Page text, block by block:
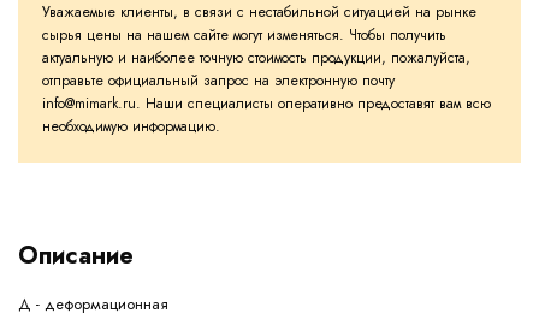
Уважаемые клиенты, в связи с нестабильной ситуацией на рынке
сырья цены на нашем сайте могут изменяться. Чтобы получить
актуальную и наиболее точную стоимость продукции, пожалуйста,
отправьте официальный запрос на электронную почту
info@mimark.ru. Наши специалисты оперативно предоставят вам всю
необходимую информацию.
Описание
Д - деформационная